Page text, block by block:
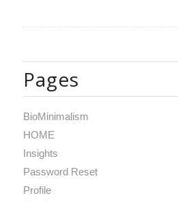
Pages
BioMinimalism
HOME
Insights
Password Reset
Profile